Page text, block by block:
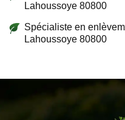
Lahoussoye 80800
Spécialiste en
Lahoussoye 80800